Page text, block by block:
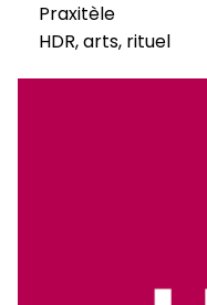
Praxitèle
HDR, arts, rituel